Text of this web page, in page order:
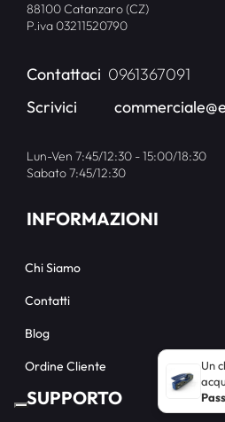
Un
88100 Catanzaro (CZ)
P.iva 03211520790
Contattaci 0961367091
Scrivici
Lun-Ven 7:45/12:30 - 15:00/18:30
Sabato 7:45/12:30
INFORMAZIONI
Chi Siamo
Contatti
Blog
Ordine Cliente
SUPPORTO